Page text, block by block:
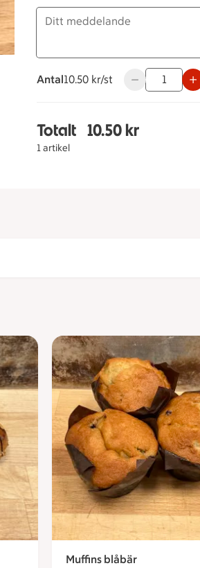
Antal
10.50 kronor styck
10.50 kr/st Använd
Totalt
1 artikel
Totalt 1 stycken
10.50 kr
Muffins blåbär